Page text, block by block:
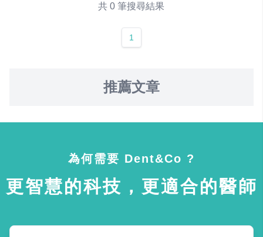
共 0 筆搜尋結果
1
推薦文章
為何需要 Dent&Co ?
更智慧的科技，更適合的醫師